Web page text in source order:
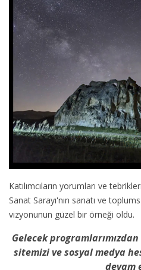
Katılımcıların yorumları ve
Sanat Sarayı'nın sanatı ve
vizyonunun güzel bir örneği oldu.
Gelecek
sitemizi ve sosyal medya
devam